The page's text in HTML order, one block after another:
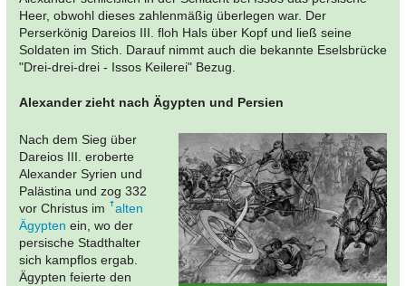
Heer, obwohl dieses zahlenmäßig überlegen war. Der
Perserkönig Dareios III. floh Hals über Kopf und ließ seine
Soldaten im Stich. Darauf nimmt auch die bekannte Eselsbrücke
"Drei-drei-drei - Issos Keilerei" Bezug.
Alexander zieht nach Ägypten und Persien
Nach dem Sieg über
Dareios III. eroberte
Alexander Syrien und
Palästina und zog 332
vor Christus im
alten
Ägypten ein, wo der
persische Stadthalter
sich kampflos ergab.
Ägypten feierte den